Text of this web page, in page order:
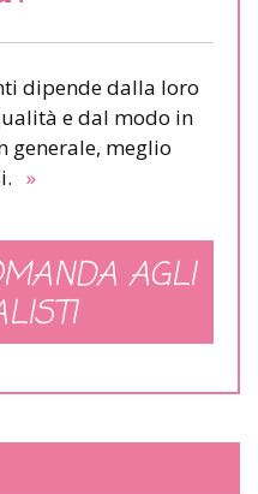
dipende dalla loro
e dal modo in
generale, meglio
»
AGLI